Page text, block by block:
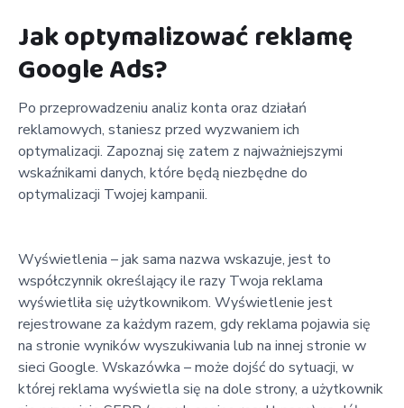
Jak optymalizować reklamę
Google Ads?
Po przeprowadzeniu analiz konta oraz działań
reklamowych, staniesz przed wyzwaniem ich
optymalizacji. Zapoznaj się zatem z najważniejszymi
wskaźnikami danych, które będą niezbędne do
optymalizacji Twojej kampanii.
Wyświetlenia – jak sama nazwa wskazuje, jest to
współczynnik określający ile razy Twoja reklama
wyświetliła się użytkownikom. Wyświetlenie jest
rejestrowane za każdym razem, gdy reklama pojawia się
na stronie wyników wyszukiwania lub na innej stronie w
sieci Google. Wskazówka – może dojść do sytuacji, w
której reklama wyświetla się na dole strony, a użytkownik